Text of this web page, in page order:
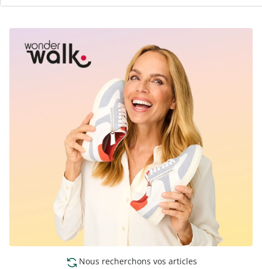
chaque tenue
Nous recherchons vos articles